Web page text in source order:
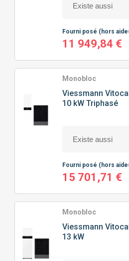
Fourni posé (hors
11 949,84 €
Monobloc
Viessmann
10 kW Triphasé
Fourni posé (hors
15 701,71 €
Monobloc
Viessmann
13 kW